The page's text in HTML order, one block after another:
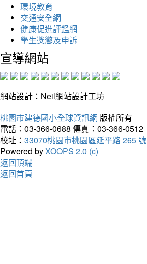
環境教育
交通安全網
健康促進評鑑網
學生獎懲及申訴
宣導網站
網站設計：Neil網站設計工坊
桃園市建德國小全球資訊網 版權所有
電話：03-366-0688 傳真：03-366-0512
校址： 33070桃園市桃園區延平路 265 號
Powered byXOOPS 2.0 (c)
返回頂端
返回首頁